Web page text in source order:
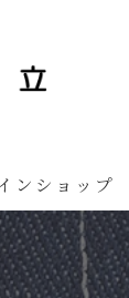
ンショップ
向け